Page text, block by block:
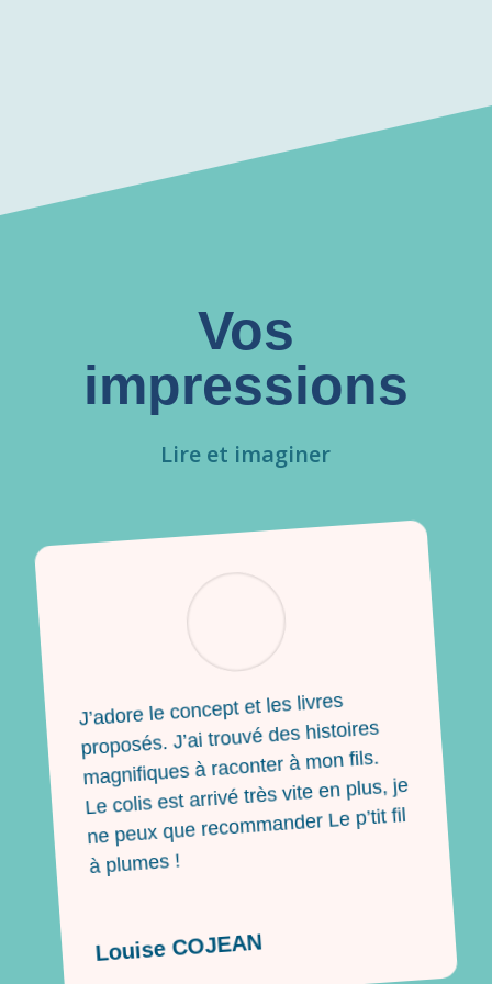
Vos
impressions
Lire et imaginer
J’adore le concept et les livres
proposés. J’ai trouvé des histoires
magnifiques à raconter à mon fils.
Le colis est arrivé très vite en plus, je
ne peux que recommander Le p’tit fil
à plumes !
Louise COJEAN